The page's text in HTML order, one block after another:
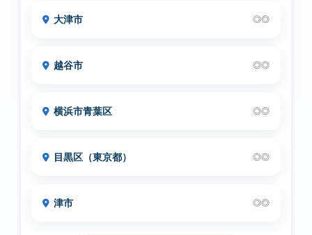
大津市 ◎◎
越谷市 ◎◎
横浜市青葉区 ◎◎
目黒区（東京都） ◎◎
津市 ◎◎